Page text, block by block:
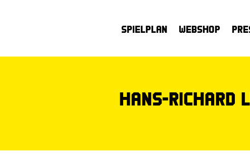
Spielplan Webshop
Hans-Richard